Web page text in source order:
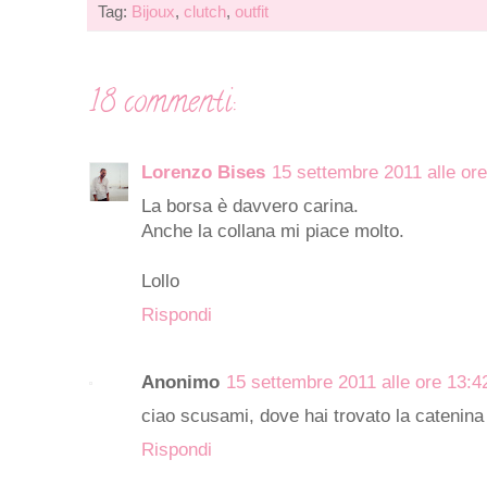
Tag: Bijoux, clutch, outfit
18 commenti:
Lorenzo Bises 15 settembre 2011 alle
La borsa è davvero carina.
Anche la collana mi piace molto.
Lollo
Rispondi
Anonimo 15 settembre 2011 alle ore
ciao scusami, dove hai trovato la
Rispondi